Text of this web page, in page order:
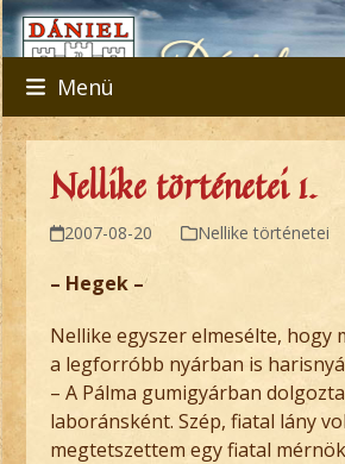
Skip
to
content
Menü
Nellike történetei 1.
2007-08-20 Nellike történetei
– Hegek –
Nellike egyszer elmesélte, hogy
a legforróbb nyárban is
– A Pálma gumigyárban
laboránsként. Szép, fiatal lány
megtetszettem egy fiatal